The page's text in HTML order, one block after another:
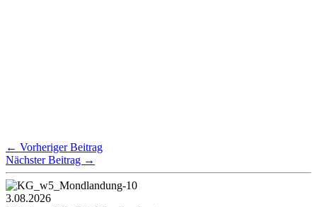
← Vorheriger Beitrag
Nächster Beitrag →
3.08.2026